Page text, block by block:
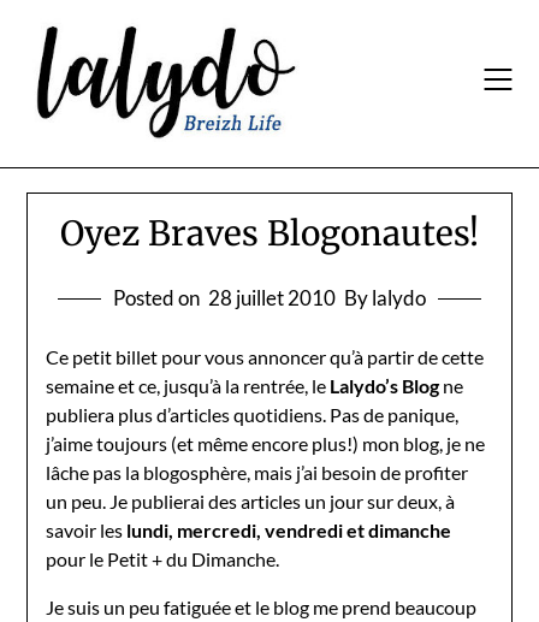
content
Oyez Braves Blogonautes!
Posted on 28 juillet 2010 By lalydo
Ce petit billet pour vous annoncer qu’à partir de cette
semaine et ce, jusqu’à la rentrée, le Lalydo’s Blogne
publiera plus d’articles quotidiens. Pas de panique,
j’aime toujours (et même encore plus!) mon blog, je ne
lâche pas la blogosphère, mais j’ai besoin de profiter
un peu. Je publierai des articles un jour sur deux, à
savoir les lundi, mercredi, vendredi et dimanche
pour le Petit + du Dimanche.
Je suis un peu fatiguée et le blog me prend beaucoup